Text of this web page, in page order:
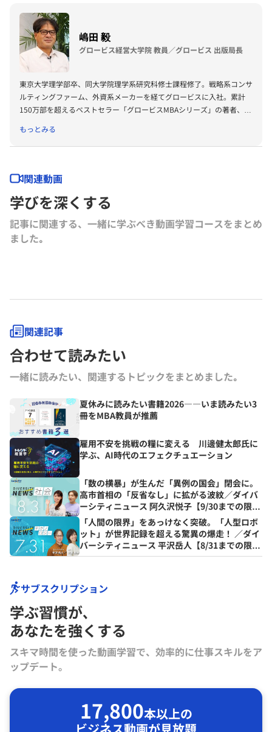
嶋田 毅
グロービス経営大学院 教員／グロービス 出版局長
東京大学理学部卒、同大学院理学系研究科修士課程修了。戦略系コンサ
ルティングファーム、外資系メーカーを経てグロービスに入社。累計
150万部を超えるベストセラー「グロービスMBAシリーズ」の著者、プ
ング』『グロービスMBAキーワード 図解 基本ビジネス思考法45』
『グロービスMBAキーワード 図解 基本フレームワーク50』『ビジネ
（東洋経済新報社）、『［実況］ロジカルシンキング教室』『［実況』
アカウンティング教室』『競争優位としての経営理念』（以上PHP研
究所）、『ロジカルシンキングの落とし穴』『バイアス』『KSFとは』
（以上グロービス電子出版）、共著書に『グロービスMBAマネジメン
ト・ブック』『グロービスMBAマネジメント・ブックⅡ』『MBA定量
分析と意思決定』『グロービスMBAビジネスプラン』『ストーリーで
務める。グロービスのナレッジライブラリ「GLOBIS知見録」に定期的
る。
もっとみる
関連動画
学びを深くする
記事に関連する、一緒に学ぶべき動画学習コースをまとめ
ました｡
関連記事
合わせて読みたい
一緒に読みたい、関連するトピックをまとめました｡
夏休みに読みたい書籍2026――いま読みたい3
冊をMBA教員が推薦
雇用不安を挑戦の糧に変える 川邊健太郎氏に
学ぶ、AI時代のエフェクチュエーション
「数の横暴」が生んだ「異例の国会」閉会に。
高市首相の「反省なし」に拡がる波紋／ダイバ
ーシティニュース 阿久沢悦子【9/30までの限定
公開】
「人間の限界」をあっけなく突破。「人型ロボ
ット」が世界記録を超える驚異の爆走！ ／ダイ
バーシティニュース 平沢岳人【8/31までの限定
公開】
サブスクリプション
学ぶ習慣が､
あなたを強くする
スキマ時間を使った動画学習で、効率的に仕事スキルをア
ップデート。
17,800本以上の